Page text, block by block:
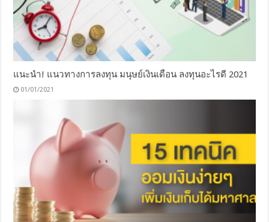
แนะนำ! แนวทางการลงทุน มนุษย์เงินเดือน ลงทุนอะไรดี 2021
01/01/2021